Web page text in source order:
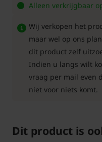
Alleen verkrijgbaar
Wij verkopen het
maar wel op ons
dit product zelf
Indien u langs wilt
vraag per mail even
niet voor niets komt.
Dit product is